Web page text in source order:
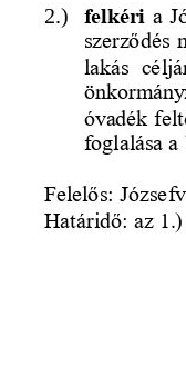
2.) felkéri a
szerződés
lakás
óvadék
foglalása a
Felelős: J
Határidő: az 1.)